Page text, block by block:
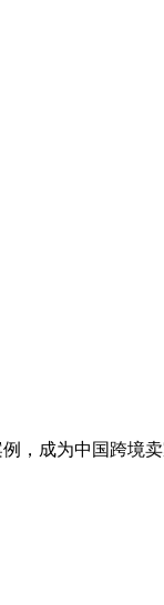
，成为中国跨境卖